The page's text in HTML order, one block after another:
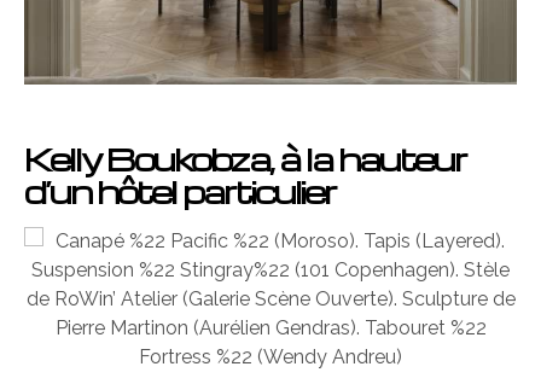
Kelly Boukobza, à la hauteur
d’un hôtel particulier